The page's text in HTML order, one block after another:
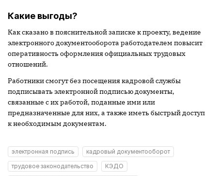
Какие выгоды?
Как сказано в пояснительной записке к проекту, ведение
электронного документооборота работодателем повысит
оперативность оформления официальных трудовых
отношений.
Работники смогут без посещения кадровой службы
подписывать электронной подписью документы,
связанные с их работой, поданные ими или
предназначенные для них, а также иметь быстрый доступ
к необходимым документам.
электронная подпись
кадровый документооборот
трудовое законодательство
КЭДО